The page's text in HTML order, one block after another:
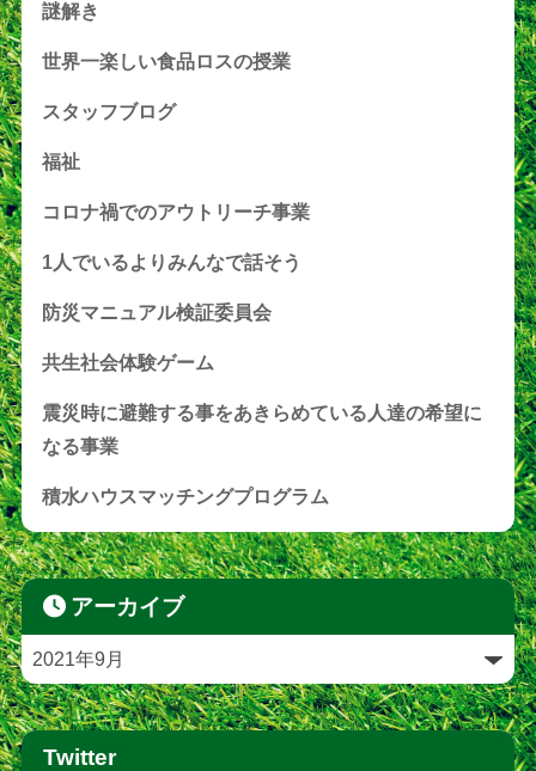
謎解き
世界一楽しい食品ロスの授業
スタッフブログ
福祉
コロナ禍でのアウトリーチ事業
1人でいるよりみんなで話そう
防災マニュアル検証委員会
共生社会体験ゲーム
震災時に避難する事をあきらめている人達の希望に
なる事業
積水ハウスマッチングプログラム
アーカイブ
Twitter